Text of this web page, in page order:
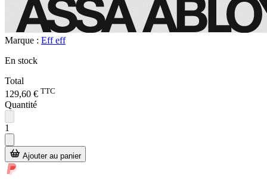
Marque : Eff eff
En stock
Total
129,60 € TTC
Quantité
1
Ajouter au panier